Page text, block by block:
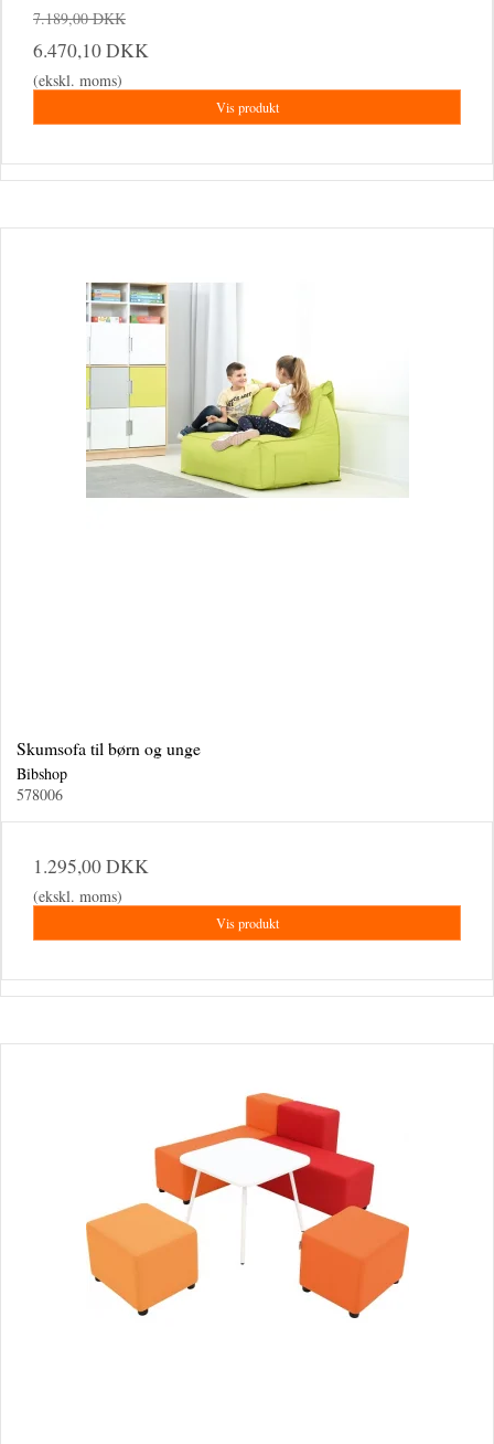
7.189,00 DKK
6.470,10 DKK
(ekskl. moms)
Vis produkt
Skumsofa til børn og unge
Bibshop
578006
1.295,00 DKK
(ekskl. moms)
Vis produkt